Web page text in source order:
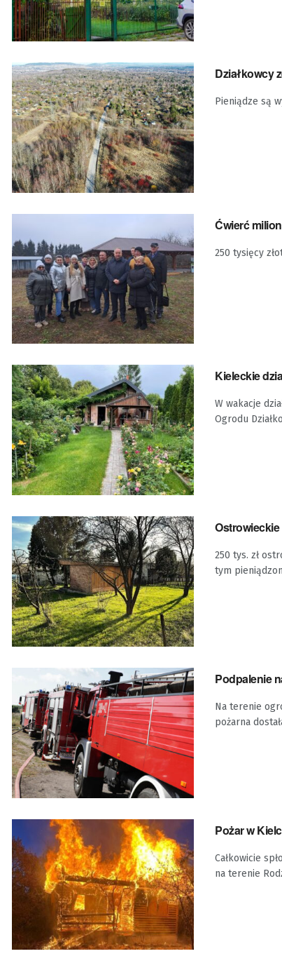
Działkowcy
Pieniądze są
Ćwierć
250 tysięcy
Kieleckie
W wakacje
Ogrodu
250 tys. zł
tym
Podpalenie
Na terenie
pożarna
Pożar w
Całkowicie
na terenie